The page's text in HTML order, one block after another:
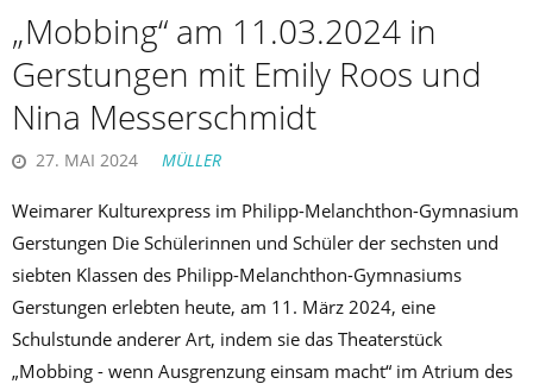
„Mobbing“ am 11.03.2024 in
Gerstungen mit Emily Roos und
Nina Messerschmidt
27. MAI 2024 MÜLLER
Weimarer Kulturexpress im Philipp-Melanchthon-Gymnasium
Gerstungen Die Schülerinnen und Schüler der sechsten und
siebten Klassen des Philipp-Melanchthon-Gymnasiums
Gerstungen erlebten heute, am 11. März 2024, eine
Schulstunde anderer Art, indem sie das Theaterstück
„Mobbing - wenn Ausgrenzung einsam macht“ im Atrium des